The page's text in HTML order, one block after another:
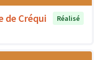
de Créqui
Réalisé